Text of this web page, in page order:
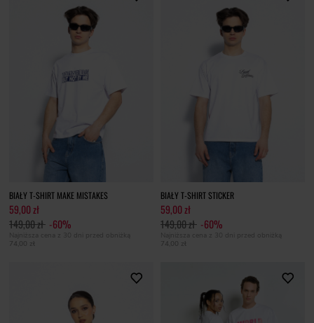
BIAŁY T-SHIRT MAKE MISTAKES
59,00 zł
149,00 zł -60%
Najniższa cena z 30 dni przed obniżką
74,00 zł
BIAŁY T-SHIRT STICKER
59,00 zł
149,00 zł -60%
Najniższa cena z 30 dni przed obniżką
74,00 zł